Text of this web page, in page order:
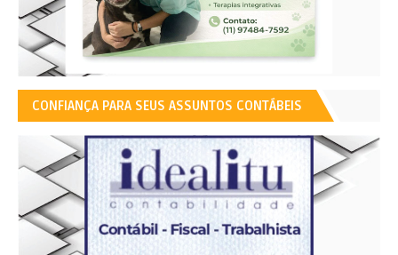
CONFIANÇA PARA SEUS ASSUNTOS CONTÁBEIS